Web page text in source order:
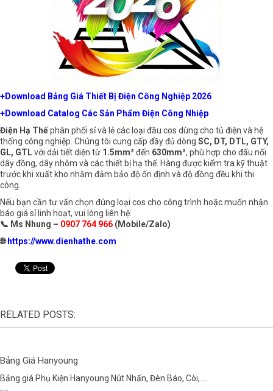
+Download Bảng Giá Thiết Bị Điện Công Nghiệp 2026
+Download Catalog Các Sản Phẩm Điện Công Nhiệp
Điện Hạ Thếphân phối sỉ và lẻ các loại đầu cos dùng cho tủ điện và hệ
thống công nghiệp. Chúng tôi cung cấp đầy đủ dòng SC, DT, DTL, GTY,
GL, GTLvới dải tiết diện từ 1.5mm²đến 630mm², phù hợp cho đấu nối
dây đồng, dây nhôm và các thiết bị hạ thế. Hàng được kiểm tra kỹ thuật
trước khi xuất kho nhằm đảm bảo độ ổn định và độ đồng đều khi thi
công.
Nếu bạn cần tư vấn chọn đúng loại cos cho công trình hoặc muốn nhận
báo giá sỉ linh hoạt, vui lòng liên hệ:
📞 Ms Nhung – 0907 764 966 (Mobile/Zalo)
🌐 https://www.dienhathe.com
RELATED POSTS:
Bảng Giá Hanyoung
Bảng giá Phụ Kiện Hanyoung Nút Nhấn, Đèn Báo, Còi,....